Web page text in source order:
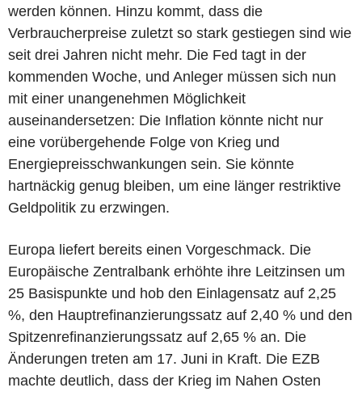
werden können. Hinzu kommt, dass die
Verbraucherpreise zuletzt so stark gestiegen sind wie
seit drei Jahren nicht mehr. Die Fed tagt in der
kommenden Woche, und Anleger müssen sich nun
mit einer unangenehmen Möglichkeit
auseinandersetzen: Die Inflation könnte nicht nur
eine vorübergehende Folge von Krieg und
Energiepreisschwankungen sein. Sie könnte
hartnäckig genug bleiben, um eine länger restriktive
Geldpolitik zu erzwingen.
Europa liefert bereits einen Vorgeschmack. Die
Europäische Zentralbank erhöhte ihre Leitzinsen um
25 Basispunkte und hob den Einlagensatz auf 2,25
%, den Hauptrefinanzierungssatz auf 2,40 % und den
Spitzenrefinanzierungssatz auf 2,65 % an. Die
Änderungen treten am 17. Juni in Kraft. Die EZB
machte deutlich, dass der Krieg im Nahen Osten